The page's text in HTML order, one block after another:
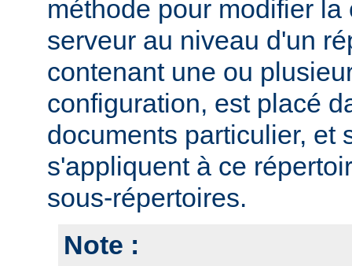
méthode pour modifier
serveur au niveau d'un
contenant une ou
configuration, est placé
documents particulier, et
s'appliquent à ce
sous-répertoires.
Note :